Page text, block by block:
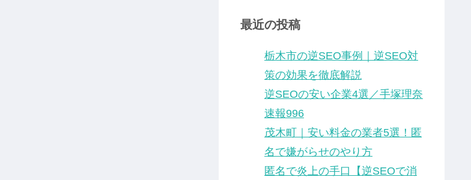
最近の投稿
栃木市の逆SEO事例｜逆SEO対
策の効果を徹底解説
逆SEOの安い企業4選／手塚理奈
速報996
茂木町｜安い料金の業者5選！匿
名で嫌がらせのやり方
匿名で炎上の手口【逆SEOで消